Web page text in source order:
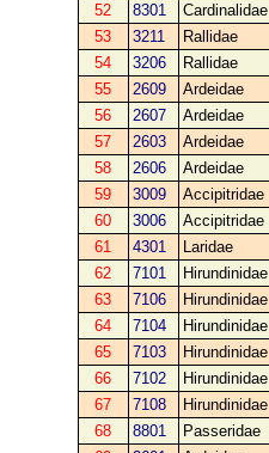
52
8301 Cardinalidae
53
3211 Rallidae
54
3206 Rallidae
55
2609 Ardeidae
56
2607 Ardeidae
57
2603 Ardeidae
58
2606 Ardeidae
59
3009 Accipitridae
60
3006 Accipitridae
61
4301 Laridae
62
7101 Hirundinidae
63
7106 Hirundinidae
64
7104 Hirundinidae
65
7103 Hirundinidae
66
7102 Hirundinidae
67
7108 Hirundinidae
68
8801 Passeridae